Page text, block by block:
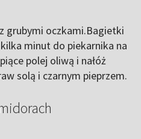
grubymi oczkami.Bagietki
minut do piekarnika na
polej oliwą i nałóż
solą i czarnym pieprzem.